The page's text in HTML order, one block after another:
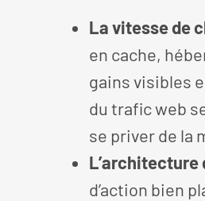
La vitesse de
en cache,
gains visibles
du trafic web
se priver de la
L’architecture
d’action bien